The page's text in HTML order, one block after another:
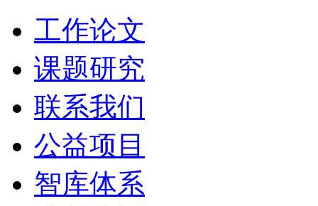
工作论文
课题研究
联系我们
公益项目
智库体系